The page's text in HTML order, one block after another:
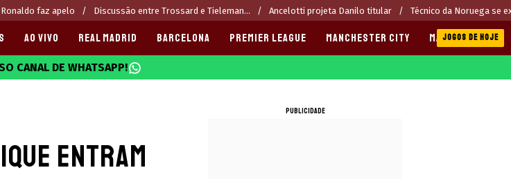
faz apelo Discussão entre Trossard e Tieleman... Ancelotti projeta Danilo titular Técnico da Noruega se
AO VIVO REAL MADRID BARCELONA PREMIER LEAGUE MANCHESTER CITY MANCHESTER
JOGOS DE HOJE
CANAL DE WHATSAPP!
entram
PUBLICIDADE